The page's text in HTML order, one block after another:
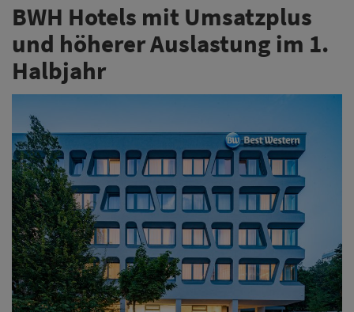
BWH Hotels mit Umsatzplus
und höherer Auslastung im 1.
Halbjahr